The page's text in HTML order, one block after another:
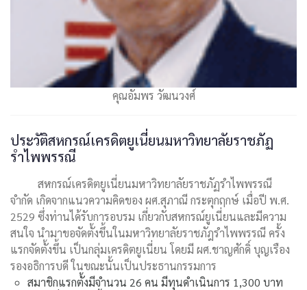
คุณอัมพร วัฒนวงศ์
ประวัติสหกรณ์เครดิตยูเนี่ยนมหาวิทยาลัยราชภัฏ
รำไพพรรณี
สหกรณ์เครดิตยูเนี่ยนมหาวิทยาลัยราชภัฏรำไพพรรณี
จำกัด เกิดจากแนวความคิดของ ผศ.สุภาณี กระตุกฤกษ์ เมื่อปี พ.ศ.
2529 ซึ่งท่านได้รับการอบรม เกี่ยวกับสหกรณ์ยูเนี่ยนและมีความ
สนใจ นำมาขอจัดตั้งขึ้นในมหาวิทยาลัยราชภัฎรำไพพรรณี ครั้ง
แรกจัดตั้งขึ้น เป็นกลุ่มเครดิตยูเนี่ยน โดยมี ผศ.ชาญศักดิ์ บุญเรือง
รองอธิการบดี ในขณะนั้นเป็นประธานกรรมการ
สมาชิกแรกตั้งมีจำนวน 26 คน มีทุนดำเนินการ 1,300 บาท